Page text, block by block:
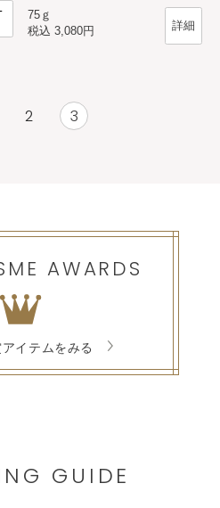
75ｇ
税込3,080円 詳細
2 3
AWARDS
イテムをみる
GUIDE